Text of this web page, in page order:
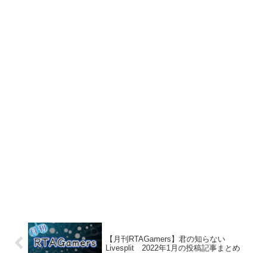
【月刊RTAGamers】君の知らない
Livesplit 2022年1月の投稿記事まとめ